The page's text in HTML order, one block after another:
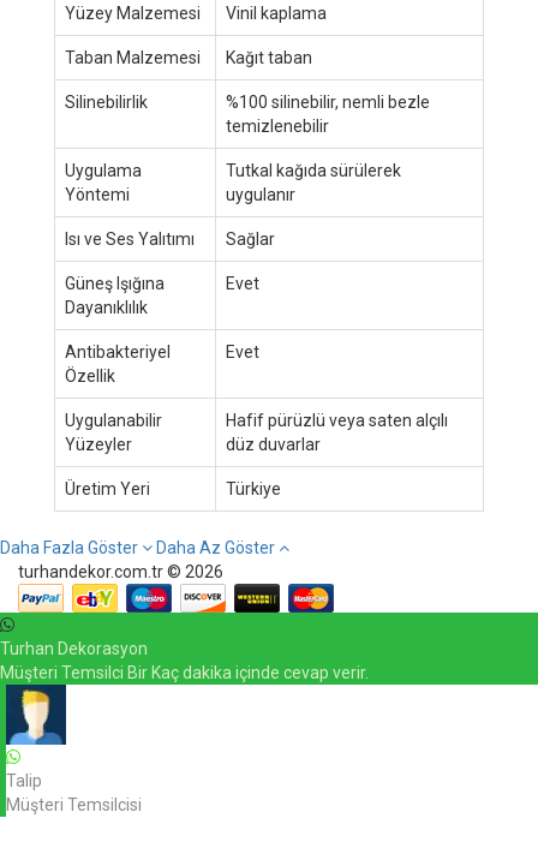
Yüzey Malzemesi Vinil kaplama
Taban Malzemesi Kağıt taban
Silinebilirlik
%100 silinebilir, nemli bezle
temizlenebilir
Uygulama
Yöntemi
Tutkal kağıda sürülerek
uygulanır
Isı ve Ses Yalıtımı Sağlar
Güneş Işığına
Dayanıklılık
Evet
Antibakteriyel
Özellik
Evet
Uygulanabilir
Yüzeyler
Hafif pürüzlü veya saten alçılı
düz duvarlar
Üretim Yeri Türkiye
Daha Fazla Göster
Daha Az Göster
turhandekor.com.tr © 2026
Turhan Dekorasyon
Müşteri Temsilci Bir Kaç dakika içinde cevap verir.
Talip
Müşteri Temsilcisi